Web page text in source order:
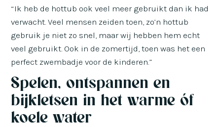
“Ik heb de hottub ook veel meer gebruikt dan ik had
verwacht. Veel mensen zeiden toen, zo’n hottub
gebruik je niet zo snel, maar wij hebben hem echt
veel gebruikt. Ook in de zomertijd, toen was het een
perfect zwembadje voor de kinderen.”
Spelen, ontspannen en
bijkletsen in het warme óf
koele water